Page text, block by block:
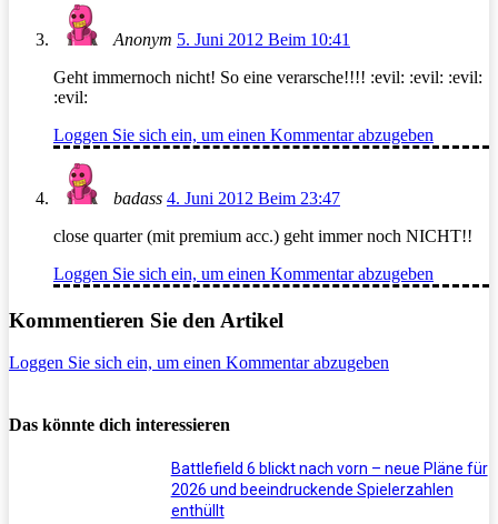
Anonym 5. Juni 2012 Beim 10:41
Geht immernoch nicht! So eine verarsche!!!! :evil: :evil: :evil:
:evil:
Loggen Sie sich ein, um einen Kommentar abzugeben
badass 4. Juni 2012 Beim 23:47
close quarter (mit premium acc.) geht immer noch NICHT!!
Loggen Sie sich ein, um einen Kommentar abzugeben
Kommentieren Sie den Artikel
Loggen Sie sich ein, um einen Kommentar abzugeben
Das könnte dich interessieren
Battlefield 6 blickt nach vorn – neue Pläne für
2026 und beeindruckende Spielerzahlen
enthüllt